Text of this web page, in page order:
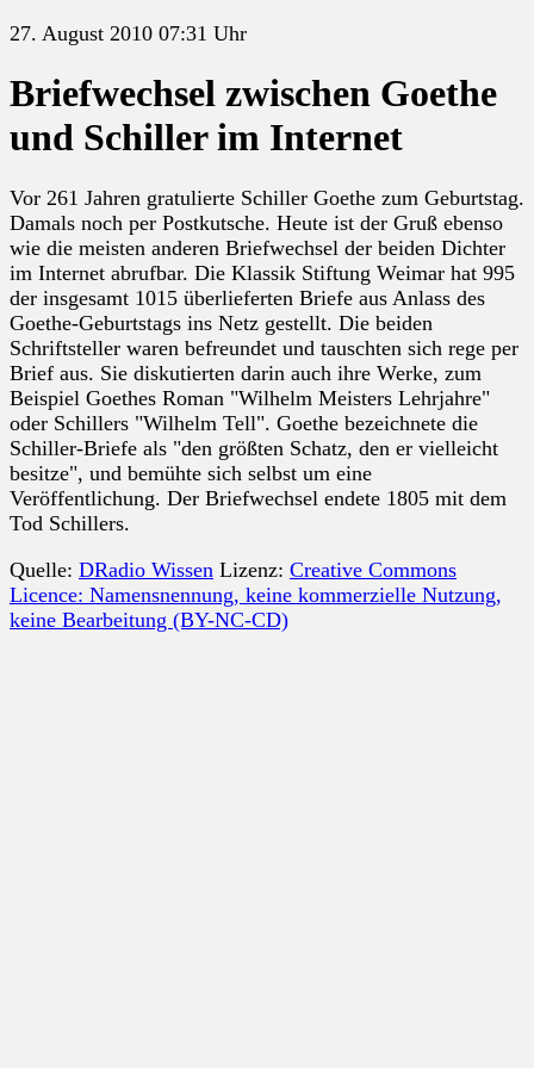
27. August 2010 07:31 Uhr
Briefwechsel zwischen Goethe
und Schiller im Internet
Vor 261 Jahren gratulierte Schiller Goethe zum Geburtstag.
Damals noch per Postkutsche. Heute ist der Gruß ebenso
wie die meisten anderen Briefwechsel der beiden Dichter
im Internet abrufbar. Die Klassik Stiftung Weimar hat 995
der insgesamt 1015 überlieferten Briefe aus Anlass des
Goethe-Geburtstags ins Netz gestellt. Die beiden
Schriftsteller waren befreundet und tauschten sich rege per
Brief aus. Sie diskutierten darin auch ihre Werke, zum
Beispiel Goethes Roman "Wilhelm Meisters Lehrjahre"
oder Schillers "Wilhelm Tell". Goethe bezeichnete die
Schiller-Briefe als "den größten Schatz, den er vielleicht
besitze", und bemühte sich selbst um eine
Veröffentlichung. Der Briefwechsel endete 1805 mit dem
Tod Schillers.
Quelle: DRadio Wissen Lizenz: Creative Commons
Licence: Namensnennung, keine kommerzielle Nutzung,
keine Bearbeitung (BY-NC-CD)